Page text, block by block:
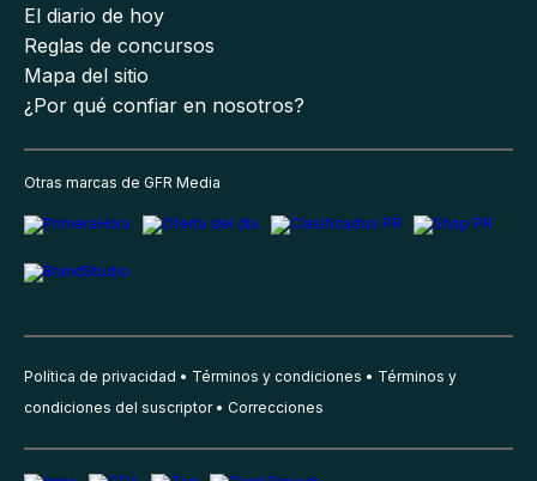
El diario de hoy
Reglas de concursos
Mapa del sitio
¿Por qué confiar en nosotros?
Otras marcas de GFR Media
Política de privacidad Términos y condiciones
Términos y
condiciones del suscriptor
Correcciones